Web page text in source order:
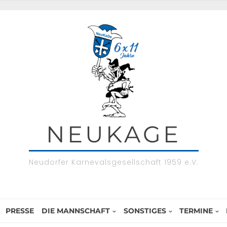
NEUKAGE
Neudorfer Karnevalsgesellschaft 1959 e.V.
PRESSE DIE MANNSCHAFT SONSTIGES TERMINE